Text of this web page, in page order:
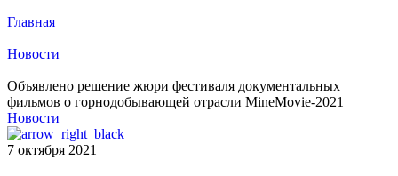
Главная
Новости
Объявлено решение жюри фестиваля документальных
фильмов о горнодобывающей отрасли MineMovie-2021
Новости
7 октября 2021